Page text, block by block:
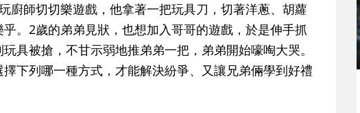
廚師切切樂遊戲，他拿著一把玩具刀，切著洋蔥、胡蘿
。2歲的弟弟見狀，也想加入哥哥的遊戲，於是伸手抓
具被搶，不甘示弱地推弟弟一把，弟弟開始嚎啕大哭。
下列哪一種方式，才能解決紛爭、又讓兄弟倆學到好禮